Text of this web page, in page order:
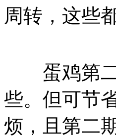
周转，这些
蛋鸡第二
些。但可节
烦，且第二